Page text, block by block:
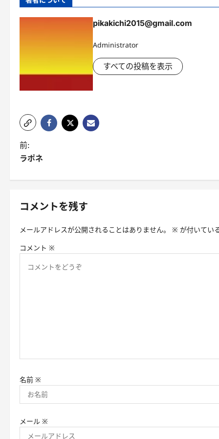
pikakichi2015@gmail.com
Administrator
すべての投稿を表示
投
稿
ナ
ビ
ー
シ
ョ
前:
ラポネ
コメントを残す
メールアドレスが公開されることはありません。 ※ が付いてい
コメント ※
名前 ※
メール ※